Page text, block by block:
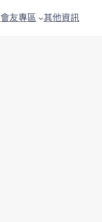
會友專區 其他資訊